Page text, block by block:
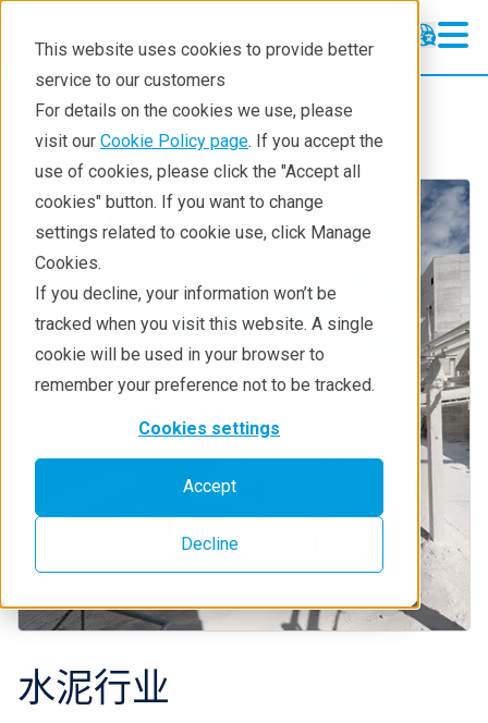
This website uses cookies to provide better
service to our customers
For details on the cookies we use, please
visit our Cookie Policy page. If you accept the
use of cookies, please click the "Accept all
cookies" button. If you want to change
settings related to cookie use, click Manage
Cookies.
If you decline, your information won’t be
tracked when you visit this website. A single
cookie will be used in your browser to
remember your preference not to be tracked.
Cookies settings
Accept
Decline
Industries Construction
水泥行业